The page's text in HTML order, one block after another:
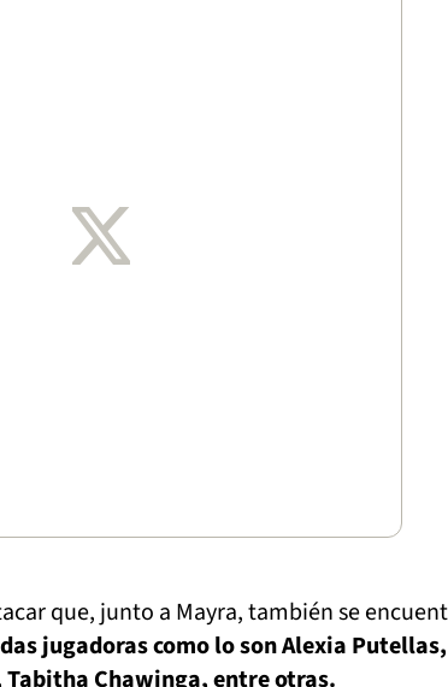
que, junto a Mayra, también se
jugadoras como lo son Alexia Putellas,